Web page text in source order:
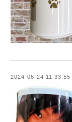
2024-06-24 11:33:55